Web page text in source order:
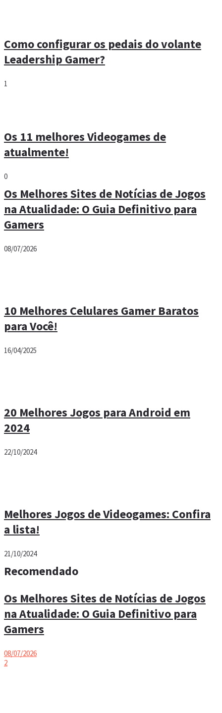
Como configurar os pedais do volante
Leadership Gamer?
1
Os 11 melhores Videogames de
atualmente!
0
Os Melhores Sites de Notícias de Jogos
na Atualidade: O Guia Definitivo para
Gamers
08/07/2026
10 Melhores Celulares Gamer Baratos
para Você!
16/04/2025
20 Melhores Jogos para Android em
2024
22/10/2024
Melhores Jogos de Videogames: Confira
a lista!
21/10/2024
Recomendado
Os Melhores Sites de Notícias de Jogos
na Atualidade: O Guia Definitivo para
Gamers
08/07/2026
2